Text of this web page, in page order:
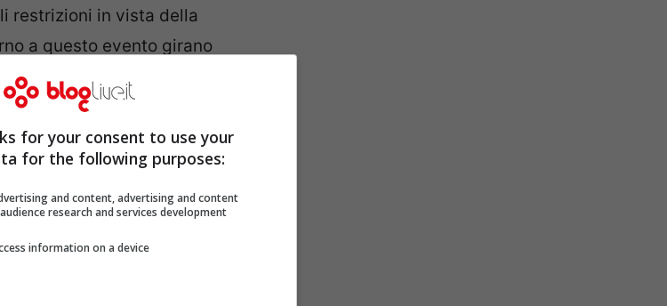
restrizioni in vista della
a questo evento girano
che il Natale,
negli ultimi anni,
qualcuno, nelle
a Natale
for your consent to use your
for the following purposes:
and content, advertising and content
research and services development
information on a device